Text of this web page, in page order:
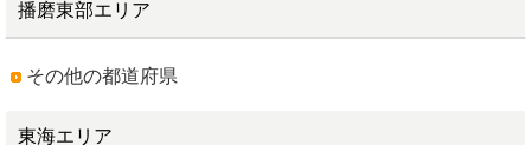
播磨東部エリア
その他の都道府県
東海エリア